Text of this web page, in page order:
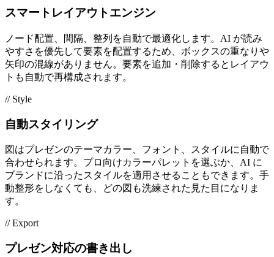
スマートレイアウトエンジン
ノード配置、間隔、整列を自動で最適化します。AI が読み
やすさを優先して要素を配置するため、ボックスの重なりや
矢印の混線がありません。要素を追加・削除するとレイアウ
トも自動で再構成されます。
// Style
自動スタイリング
図はプレゼンのテーマカラー、フォント、スタイルに自動で
合わせられます。プロ向けカラーパレットを選ぶか、AI に
ブランドに沿ったスタイルを適用させることもできます。手
動整形をしなくても、どの図も洗練された見た目になりま
す。
// Export
プレゼン対応の書き出し